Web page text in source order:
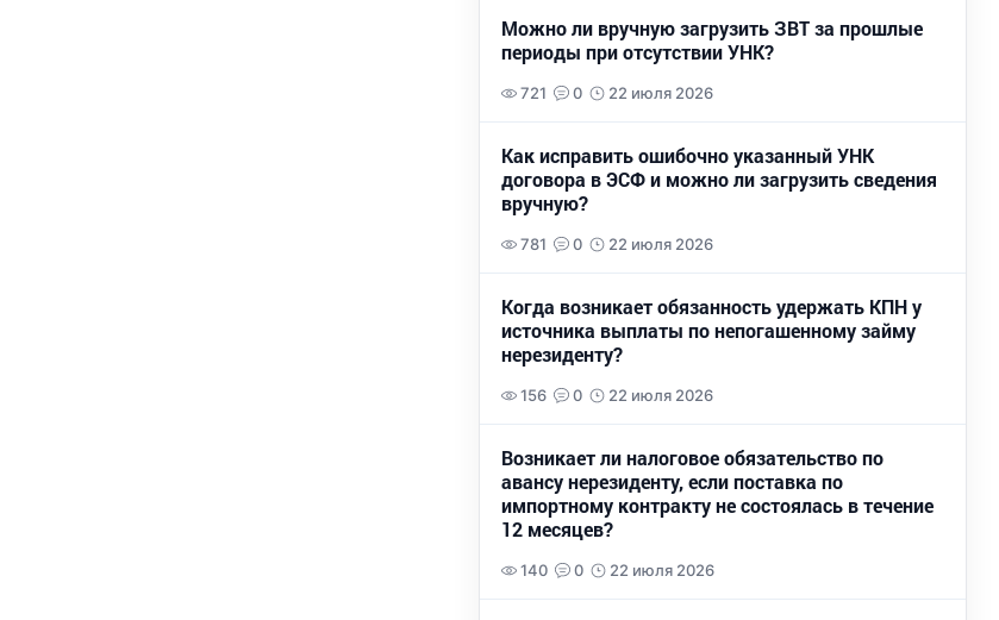
Можно ли вручную загрузить ЗВТ за прошлые
периоды при отсутствии УНК?
721 0 22 июля 2026
Как исправить ошибочно указанный УНК
договора в ЭСФ и можно ли загрузить сведения
вручную?
781 0 22 июля 2026
Когда возникает обязанность удержать КПН у
источника выплаты по непогашенному займу
нерезиденту?
156 0 22 июля 2026
Возникает ли налоговое обязательство по
авансу нерезиденту, если поставка по
импортному контракту не состоялась в течение
12 месяцев?
140 0 22 июля 2026